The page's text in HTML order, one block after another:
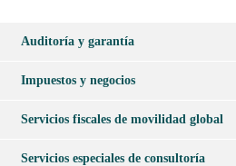
Auditoría y garantía
Impuestos y negocios
Servicios fiscales de movilidad global
Servicios especiales de consultoría